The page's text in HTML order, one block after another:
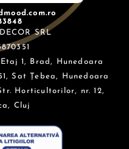
SRL
1, Brad, Hunedoara
Sat Țebea, Hunedoara
Horticultorilor, nr. 12,
Cluj